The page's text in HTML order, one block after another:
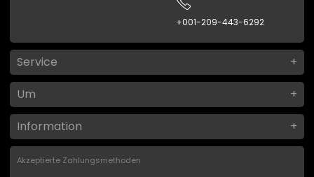
+001-209-443-6292
Service
Um
Information
Akzeptierte Zahlungsmethoden